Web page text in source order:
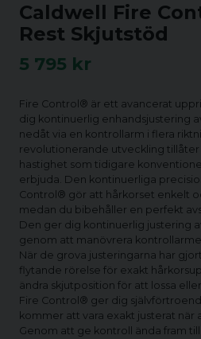
Caldwell Fire
Rest Skjutstöd
5 795 kr
Fire Control® är ett avancerat
dig kontinuerlig enhandsjustering
nedåt via en kontrollarm i flera
revolutionerande utveckling
hastighet som tidigare
erbjuda. Den kontinuerliga
Control® gör att hårkorset enkelt
medan du bibehåller en perfekt
Den ger dig kontinuerlig justering
genom att manövrera
När de grova justeringarna har
flytande rörelse för exakt
ändra skjutposition för att lossa
Fire Control® ger dig
kommer att vara exakt justerat när
Genom att ge kontroll ända fram